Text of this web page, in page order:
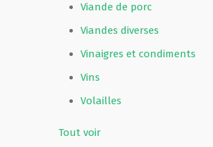
Viande de porc
Viandes diverses
Vinaigres et condiments
Vins
Volailles
Tout voir